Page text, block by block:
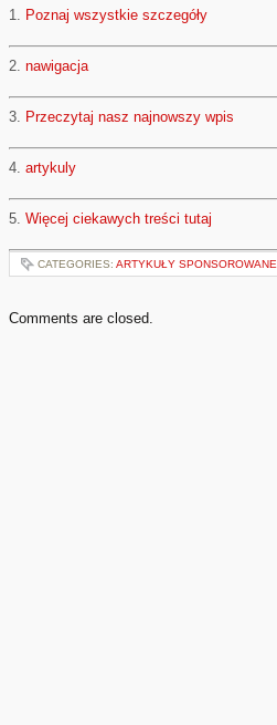
1. Poznaj wszystkie szczegóły
2. nawigacja
3. Przeczytaj nasz najnowszy wpis
4. artykuly
5. Więcej ciekawych treści tutaj
CATEGORIES: ARTYKUŁY SPONSOROWANE
Comments are closed.